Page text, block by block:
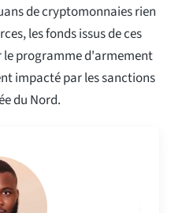
de cryptomonnaies rien
les fonds issus de ces
programme d'armement
impacté par les sanctions
du Nord.